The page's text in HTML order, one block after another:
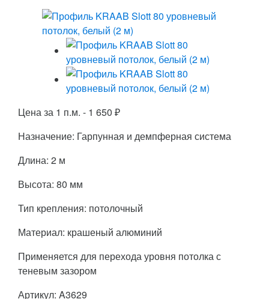
Цена за 1 п.м. - 1 650 ₽
Назначение: Гарпунная и демпферная система
Длина: 2 м
Высота: 80 мм
Тип крепления: потолочный
Материал: крашеный алюминий
Применяется для перехода уровня потолка с
теневым зазором
Артикул: A3629